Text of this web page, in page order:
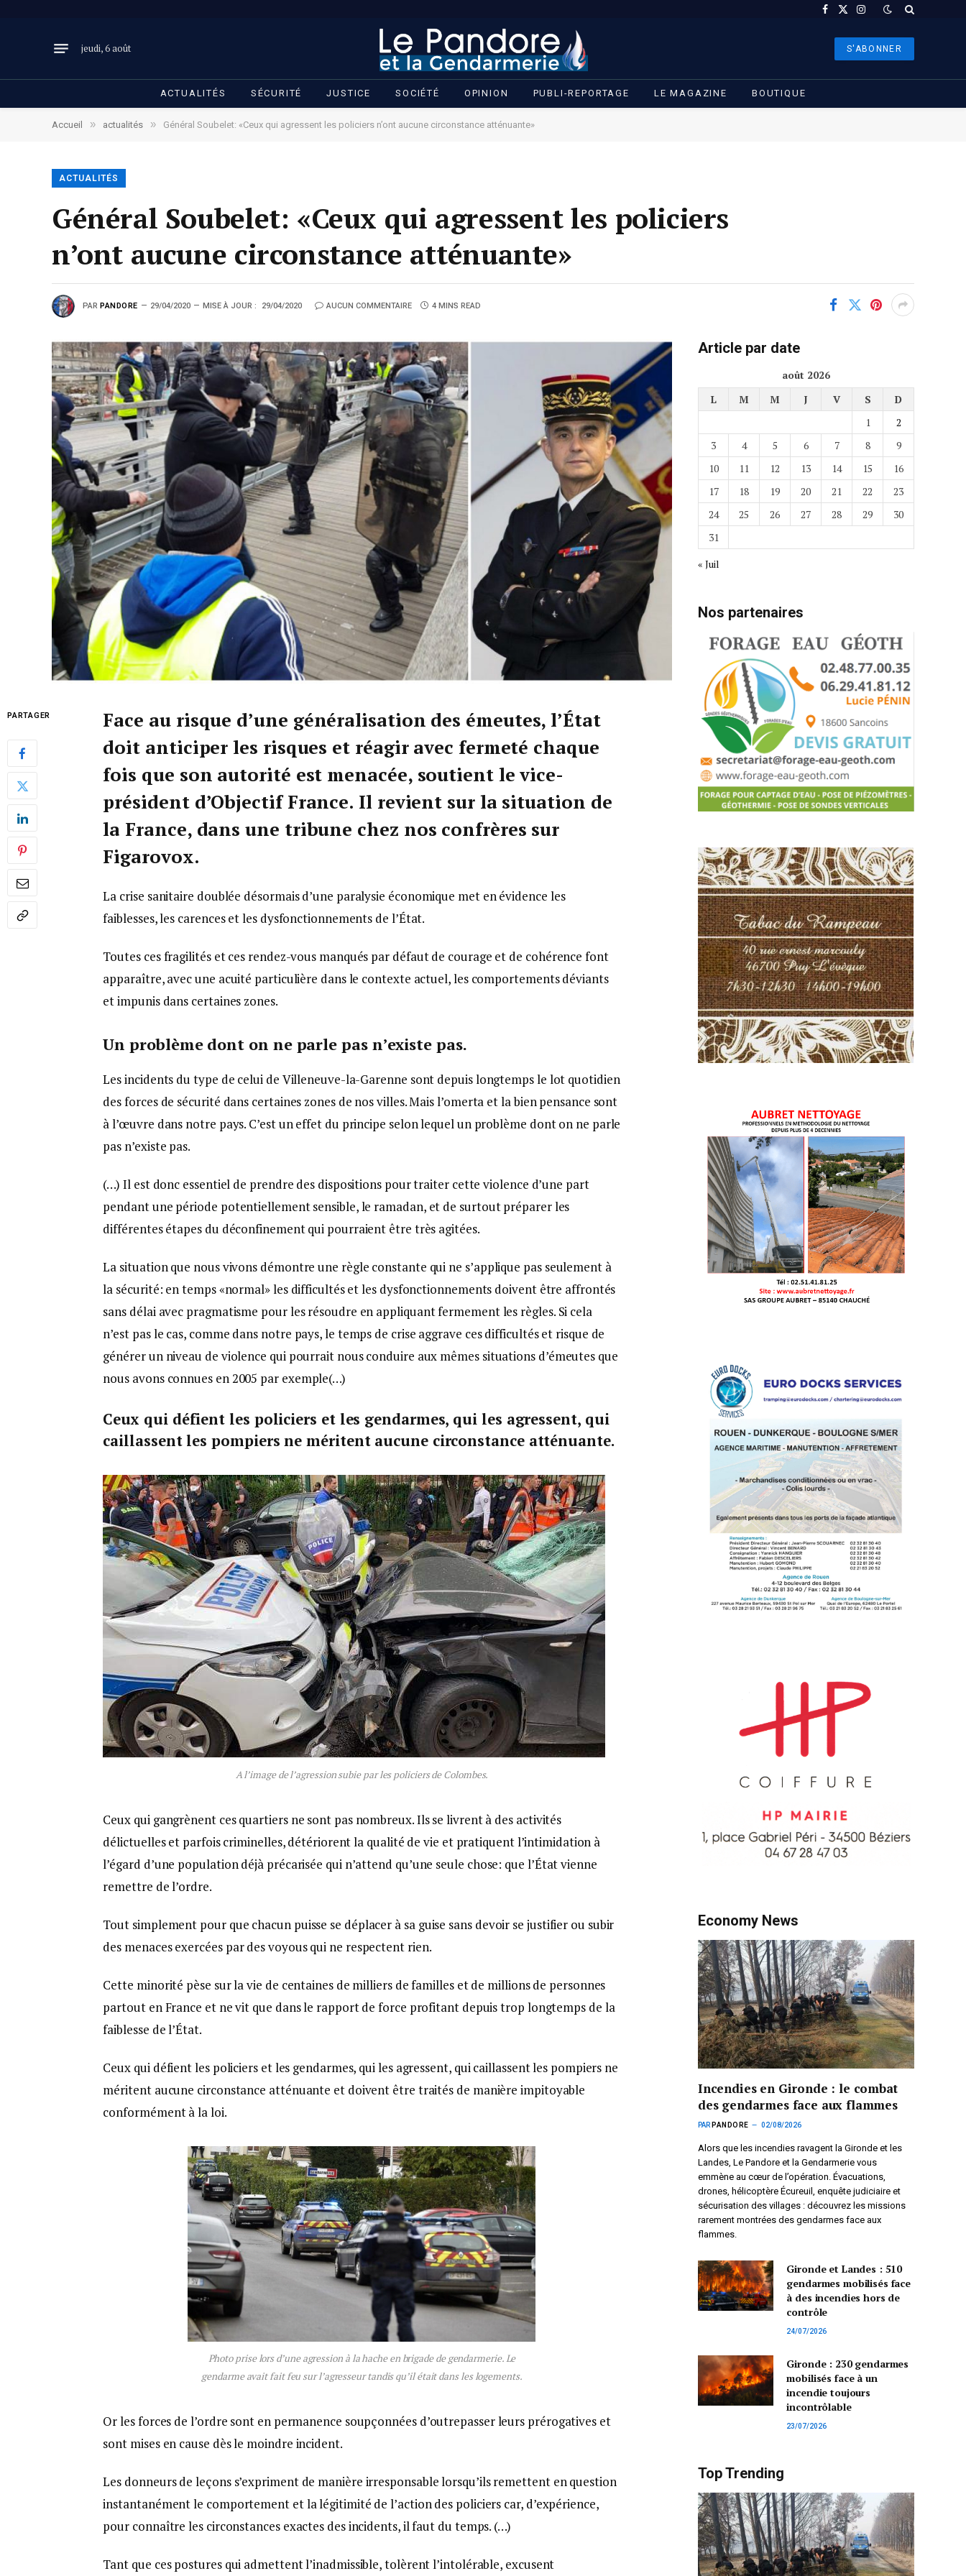
Facebook
X
Instagram
jeudi, 6 août S'ABONNER
ACTUALITÉS SÉCURITÉ JUSTICE SOCIÉTÉ OPINION PUBLI-REPORTAGE LE MAGAZINE BOUTIQUE
Accueil » actualités » Général Soubelet: «Ceux qui agressent les policiers n’ont aucune circonstance atténuante»
ACTUALITÉS
Général Soubelet: «Ceux qui agressent les policiers
n’ont aucune circonstance atténuante»
PAR PANDORE 29/04/2020 MISE À JOUR : 29/04/2020 AUCUN COMMENTAIRE 4 MINS READ
PARTAGER
Face au risque d’une généralisation des émeutes, l’État
doit anticiper les risques et réagir avec fermeté chaque
fois que son autorité est menacée, soutient le vice-
président d’Objectif France. Il revient sur la situation de
la France, dans une tribune chez nos confrères sur
Figarovox.
La crise sanitaire doublée désormais d’une paralysie économique met en évidence les
faiblesses, les carences et les dysfonctionnements de l’État.
Toutes ces fragilités et ces rendez-vous manqués par défaut de courage et de cohérence font
apparaître, avec une acuité particulière dans le contexte actuel, les comportements déviants
et impunis dans certaines zones.
Un problème dont on ne parle pas n’existe pas.
Les incidents du type de celui de Villeneuve-la-Garenne sont depuis longtemps le lot quotidien
des forces de sécurité dans certaines zones de nos villes. Mais l’omerta et la bien pensance sont
à l’œuvre dans notre pays. C’est un effet du principe selon lequel un problème dont on ne parle
pas n’existe pas.
(…) Il est donc essentiel de prendre des dispositions pour traiter cette violence d’une part
pendant une période potentiellement sensible, le ramadan, et de surtout préparer les
différentes étapes du déconfinement qui pourraient être très agitées.
La situation que nous vivons démontre une règle constante qui ne s’applique pas seulement à
la sécurité: en temps «normal» les difficultés et les dysfonctionnements doivent être affrontés
sans délai avec pragmatisme pour les résoudre en appliquant fermement les règles. Si cela
n’est pas le cas, comme dans notre pays, le temps de crise aggrave ces difficultés et risque de
générer un niveau de violence qui pourrait nous conduire aux mêmes situations d’émeutes que
nous avons connues en 2005 par exemple(…)
Ceux qui défient les policiers et les gendarmes, qui les agressent, qui
caillassent les pompiers ne méritent aucune circonstance atténuante.
A l’image de l’agression subie par les policiers de Colombes.
Ceux qui gangrènent ces quartiers ne sont pas nombreux. Ils se livrent à des activités
délictuelles et parfois criminelles, détériorent la qualité de vie et pratiquent l’intimidation à
l’égard d’une population déjà précarisée qui n’attend qu’une seule chose: que l’État vienne
remettre de l’ordre.
Tout simplement pour que chacun puisse se déplacer à sa guise sans devoir se justifier ou subir
des menaces exercées par des voyous qui ne respectent rien.
Cette minorité pèse sur la vie de centaines de milliers de familles et de millions de personnes
partout en France et ne vit que dans le rapport de force profitant depuis trop longtemps de la
faiblesse de l’État.
Ceux qui défient les policiers et les gendarmes, qui les agressent, qui caillassent les pompiers ne
méritent aucune circonstance atténuante et doivent être traités de manière impitoyable
conformément à la loi.
Photo prise lors d’une agression à la hache en brigade de gendarmerie. Le
gendarme avait fait feu sur l’agresseur tandis qu’il était dans les logements.
Or les forces de l’ordre sont en permanence soupçonnées d’outrepasser leurs prérogatives et
sont mises en cause dès le moindre incident.
Les donneurs de leçons s’expriment de manière irresponsable lorsqu’ils remettent en question
instantanément le comportement et la légitimité de l’action des policiers car, d’expérience,
pour connaître les circonstances exactes des incidents, il faut du temps. (…)
Tant que ces postures qui admettent l’inadmissible, tolèrent l’intolérable, excusent
Article par date
août 2026
L
M M J V S
D
1
2
3
4 5 6 7 8
9
10
11 12 13 14 15
16
17
18 19 20 21 22
23
24
25 26 27 28 29
30
31
« Juil
Nos partenaires
Economy News
Incendies en Gironde : le combat
des gendarmes face aux flammes
PAR PANDORE 02/08/2026
Alors que les incendies ravagent la Gironde et les
Landes, Le Pandore et la Gendarmerie vous
emmène au cœur de l’opération. Évacuations,
drones, hélicoptère Écureuil, enquête judiciaire et
sécurisation des villages : découvrez les missions
rarement montrées des gendarmes face aux
flammes.
Gironde et Landes : 510
gendarmes mobilisés face
à des incendies hors de
contrôle
24/07/2026
Gironde : 230 gendarmes
mobilisés face à un
incendie toujours
incontrôlable
23/07/2026
Top Trending